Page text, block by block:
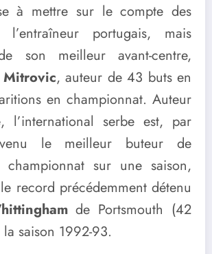
à mettre sur le compte des
portugais, mais
son meilleur avant-centre,
, auteur de 43 buts en
en championnat. Auteur
l’international serbe est, par
le meilleur buteur de
championnat sur une saison,
record précédemment détenu
de Portsmouth (42
saison 1992-93.